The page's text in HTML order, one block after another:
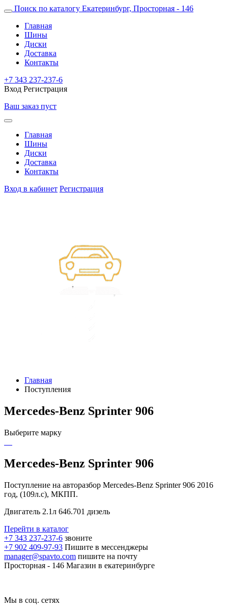
Поиск по каталогу Екатеринбург, Просторная - 146
Главная
Шины
Диски
Доставка
Контакты
+7 343 237-237-6
Вход Регистрация
Ваш заказ пуст
Главная
Шины
Диски
Доставка
Контакты
Вход в кабинет Регистрация
Главная
Поступления
Mercedes-Benz Sprinter 906
Выберите марку
Mercedes-Benz Sprinter 906
Поступление на авторазбор Mercedes-Benz Sprinter 906 2016
год, (109л.с), МКПП.
Двигатель 2.1л 646.701 дизель
Перейти в каталог
+7 343 237-237-6 звоните
+7 902 409-97-93 Пишите в мессенджеры
manager@spavto.com пишите на почту
Просторная - 146 Магазин в екатеринбурге
Мы в соц. сетях